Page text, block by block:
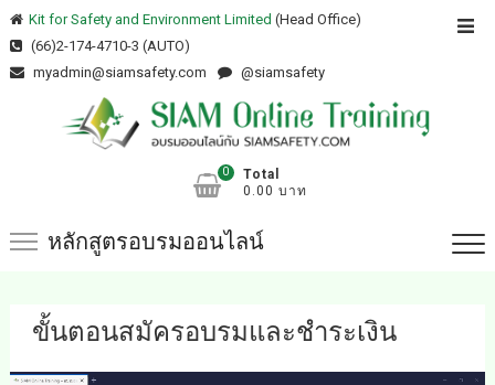
Skip
to
content
Kit for Safety and Environment Limited (Head Office)
(66)2-174-4710-3 (AUTO)
myadmin@siamsafety.com
@siamsafety
0
Total
0.00 บาท
หลักสูตรอบรมออนไลน์
ขั้นตอนสมัครอบรมและชำระเงิน